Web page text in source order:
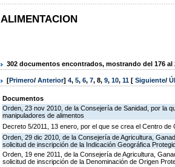
ALIMENTACION
302 documentos encontrados, mostrando del 176 al
[Primero/ Anterior] 4, 5, 6, 7, 8, 9, 10, 11 [ Siguiente/
Documentos
Orden, 23 nov 2010, de la Consejería de Sanidad, por la
manipuladores de alimentos
Decreto 5/2011, 13 enero, por el que se crea el Centro
Orden, 29 dic 2010, de la Consejería de Agricultura,
solicitud de inscripción de la Indicación Geográfica
Orden, 19 ene 2011, de la Consejería de Agricultura,
solicitud de inscripción de la Denominación de Origen